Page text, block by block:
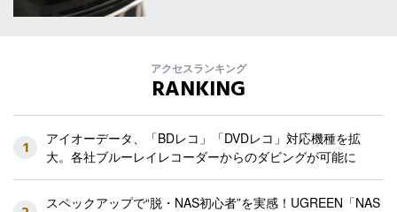
アクセスランキング
RANKING
1
アイオーデータ、「BDレコ」「DVDレコ」対応機種を拡
大。各社ブルーレイレコーダーからのダビングが可能に
スペックアップで“脱・NAS初心者”を実感！UGREEN「NAS